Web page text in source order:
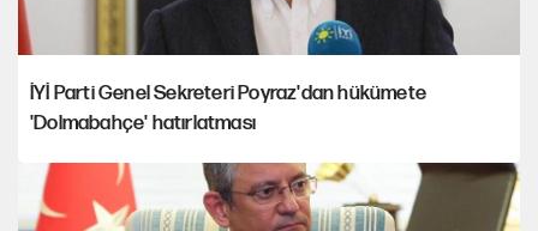
İYİ Parti Genel Sekreteri Poyraz'dan hükümete
'Dolmabahçe' hatırlatması